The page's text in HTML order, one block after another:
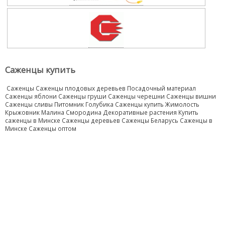
Саженцы купить
Саженцы Саженцы плодовых деревьев Посадочный материал
Саженцы яблони Саженцы груши Саженцы черешни Саженцы вишни
Саженцы сливы Питомник Голубика Саженцы купить Жимолость
Крыжовник Малина Смородина Декоративные растения Купить
саженцы в Минске Саженцы деревьев Саженцы Беларусь Саженцы в
Минске Саженцы оптом